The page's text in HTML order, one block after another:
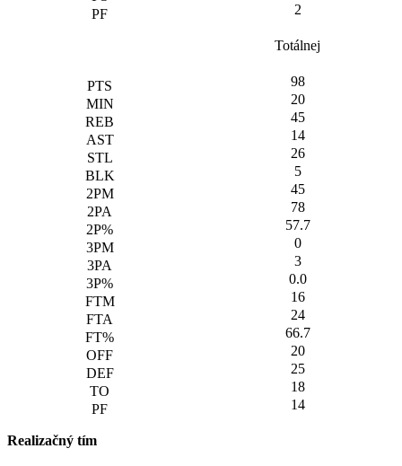
2
Totálnej
98
20
45
14
26
5
45
78
57.7
0
3
0.0
16
24
66.7
20
25
18
14
Realizačný tím